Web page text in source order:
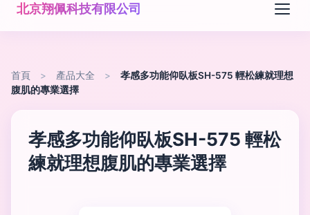
北京翔佩科技有限公司
首頁 > 產品大全 >
孝感多功能仰臥板SH-575 輕松練就理想
腹肌的專業選擇
孝感多功能仰臥板SH-575 輕松
練就理想腹肌的專業選擇